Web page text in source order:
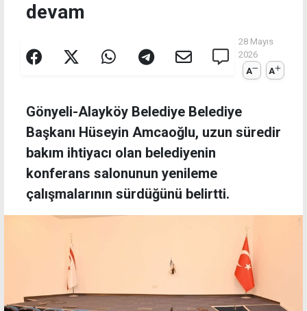
devam
28 Mayıs
2026
A
A
Gönyeli-Alayköy Belediye Belediye
Başkanı Hüseyin Amcaoğlu, uzun süredir
bakım ihtiyacı olan belediyenin
konferans salonunun yenileme
çalışmalarının sürdüğünü belirtti.